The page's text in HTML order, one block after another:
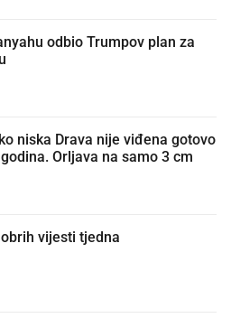
odbio Trumpov plan za
niska Drava nije viđena gotovo
Orljava na samo 3 cm
vijesti tjedna